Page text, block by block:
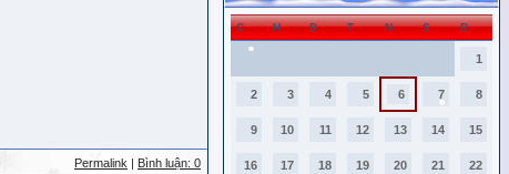
Permalink Bình luận: 0
C H B T N S B
1
2 3 4 5 6 7 8
9 10 11 12 13 14 15
16 17 18 19 20 21 22